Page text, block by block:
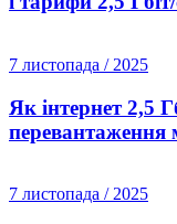
7 листопада / 2025
Як інтернет 2,5
перевантаження
7 листопада / 2025